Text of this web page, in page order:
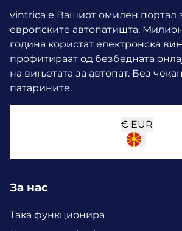
vintrica е Вашиот омилен портал
европските автопатишта.
година користат електронска
профитираат од безбедната
на вињетата за автопат. Без
патарините.
€ EUR
За нас
Така функционира